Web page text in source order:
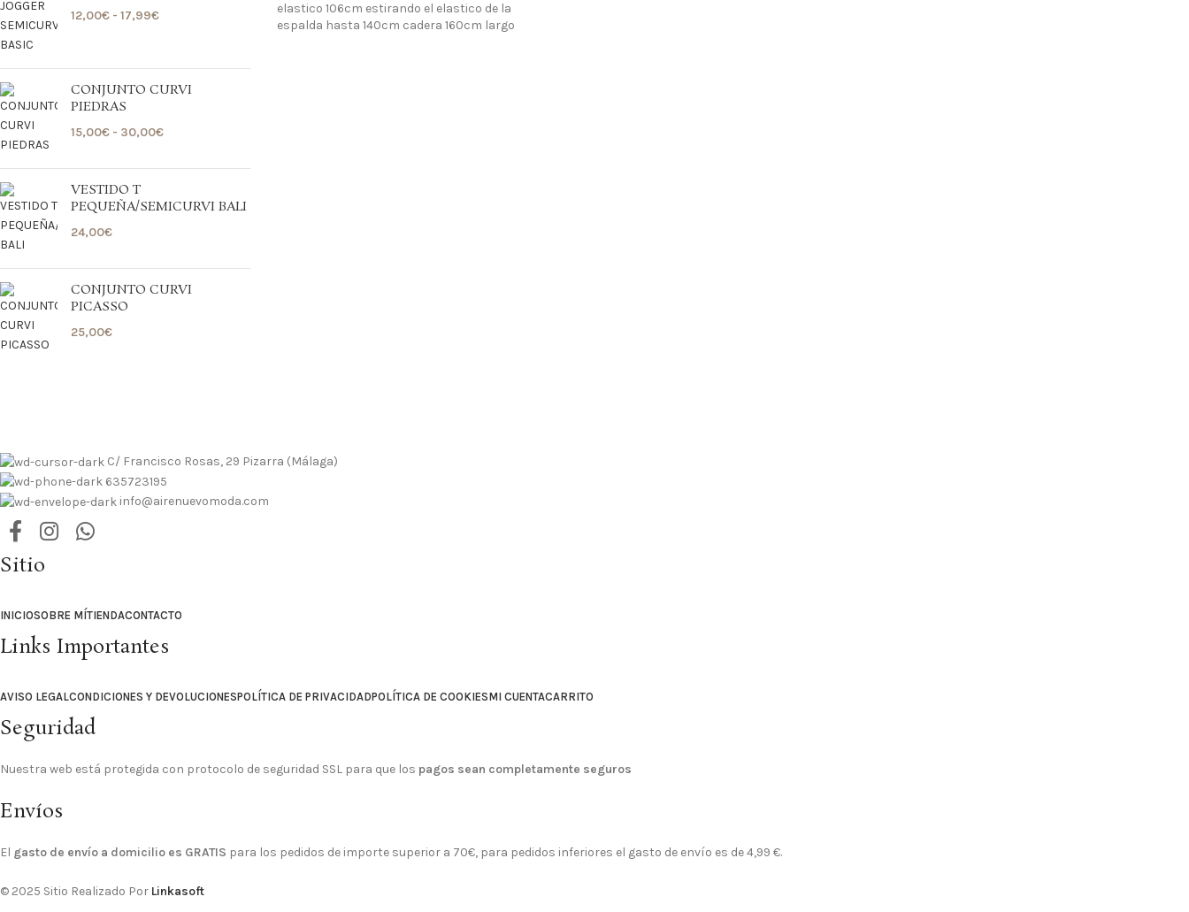
12,00€ - 17,99€
CONJUNTO CURVI
PIEDRAS
15,00€ - 30,00€
VESTIDO T
PEQUEÑA/SEMICURVI BALI
24,00€
CONJUNTO CURVI
PICASSO
25,00€
elastico 106cm estirando el elastico de la
espalda hasta 140cm cadera 160cm largo
C/ Francisco Rosas, 29 Pizarra (Málaga)
635723195
info@airenuevomoda.com
Sitio
INICIOSOBRE MÍTIENDACONTACTO
Links Importantes
AVISO LEGALCONDICIONES Y DEVOLUCIONESPOLÍTICA DE PRIVACIDADPOLÍTICA DE COOKIESMI CUENTACARRITO
Seguridad
Nuestra web está protegida con protocolo de seguridad SSL para que los pagos sean completamente seguros
Envíos
El gasto de envío a domicilio es GRATIS para los pedidos de importe superior a 70€, para pedidos inferiores el gasto de envío es de 4,99 €.
© 2025 Sitio Realizado Por Linkasoft